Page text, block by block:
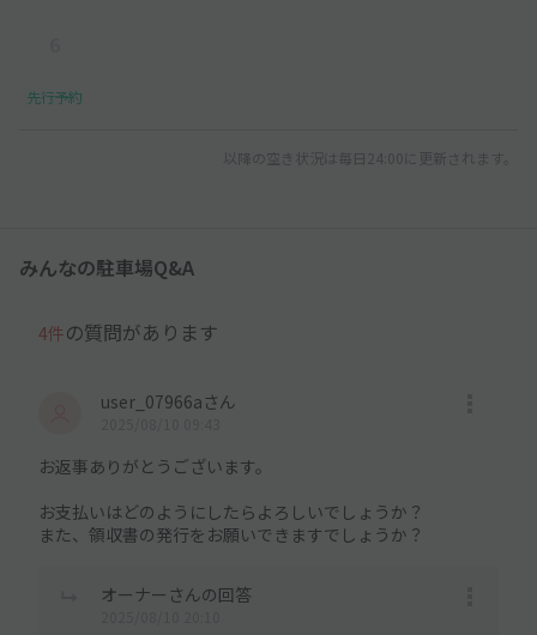
先行予約
以降の空き状況は毎日24:00に更新されます。
みんなの駐車場Q&A
4件の質問があります
user_07966aさん
お返事ありがとうございます。
お支払いはどのようにしたらよろしいでしょうか？
また、領収書の発行をお願いできますでしょうか？
オーナーさんの回答